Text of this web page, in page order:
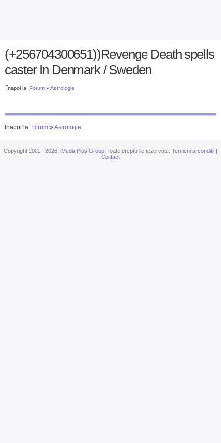
(+256704300651))Revenge Death spells
caster In Denmark / Sweden
Înapoi la: Forum »Astrologie
Înapoi la: Forum »Astrologie
Copyright 2001 - 2026, iMedia Plus Group . Toate drepturile rezervate. Termeni si conditii |
Contact